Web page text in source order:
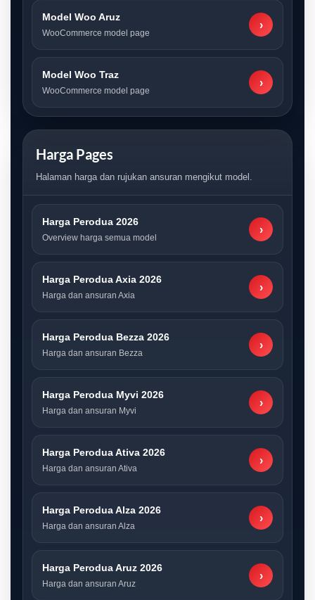
Model Woo Aruz
WooCommerce model page
›
Model Woo Traz
WooCommerce model page
›
Harga Pages
Halaman harga dan rujukan ansuran mengikut model.
Harga Perodua 2026
Overview harga semua model
›
Harga Perodua Axia 2026
Harga dan ansuran Axia
›
Harga Perodua Bezza 2026
Harga dan ansuran Bezza
›
Harga Perodua Myvi 2026
Harga dan ansuran Myvi
›
Harga Perodua Ativa 2026
Harga dan ansuran Ativa
›
Harga Perodua Alza 2026
Harga dan ansuran Alza
›
Harga Perodua Aruz 2026
Harga dan ansuran Aruz
›